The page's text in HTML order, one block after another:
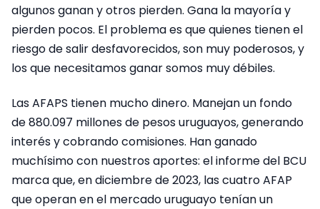
algunos ganan y otros pierden. Gana la mayoría y
pierden pocos. El problema es que quienes tienen el
riesgo de salir desfavorecidos, son muy poderosos, y
los que necesitamos ganar somos muy débiles.
Las AFAPS tienen mucho dinero. Manejan un fondo
de 880.097 millones de pesos uruguayos, generando
interés y cobrando comisiones. Han ganado
muchísimo con nuestros aportes: el informe del BCU
marca que, en diciembre de 2023, las cuatro AFAP
que operan en el mercado uruguayo tenían un